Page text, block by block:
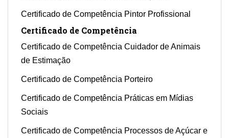
Certificado de Competência Pintor Profissional
Certificado de Competência
Certificado de Competência Cuidador de Animais
de Estimação
Certificado de Competência Porteiro
Certificado de Competência Práticas em Mídias
Sociais
Certificado de Competência Processos de Açúcar e